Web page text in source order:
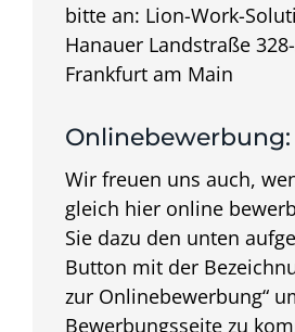
bitte an: Lion-Work-
Hanauer Landstraße
Frankfurt am Main
Onlinebewerbung:
Wir freuen uns auch,
gleich hier online
Sie dazu den unten
Button mit der
zur Onlinebewerbung“
Bewerbungsseite zu